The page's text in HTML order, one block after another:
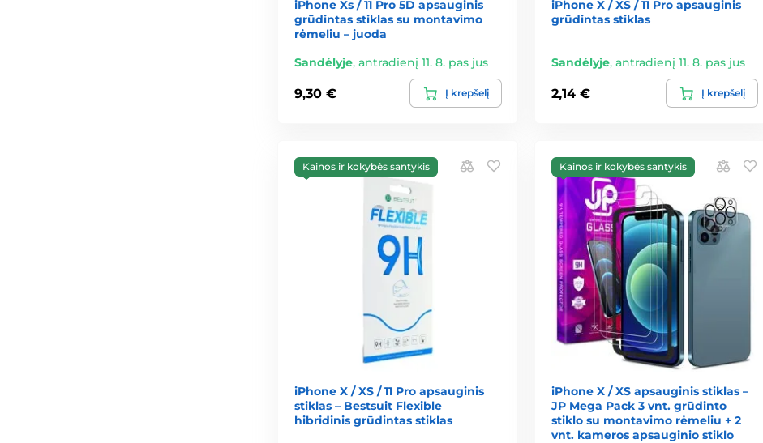
iPhone Xs / 11 Pro 5D apsauginis
grūdintas stiklas su montavimo
rėmeliu – juoda
Sandėlyje, antradienį 11. 8. pas jus
9,30 € Į krepšelį
iPhone X / XS / 11 Pro apsauginis
grūdintas stiklas
Sandėlyje, antradienį 11. 8. pas jus
2,14 € Į krepšelį
Kainos ir kokybės santykis
iPhone X / XS / 11 Pro apsauginis
stiklas – Bestsuit Flexible
hibridinis grūdintas stiklas
Kainos ir kokybės santykis
iPhone X / XS apsauginis stiklas –
JP Mega Pack 3 vnt. grūdinto
stiklo su montavimo rėmeliu + 2
vnt. kameros apsauginio stiklo